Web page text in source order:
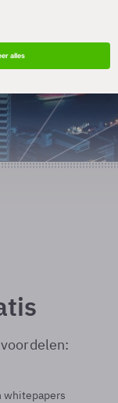
whitepapers